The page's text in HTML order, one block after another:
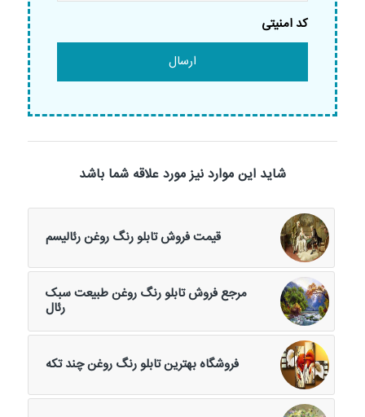
کد امنیتی
شاید این موارد نیز مورد علاقه شما باشد
قیمت فروش تابلو رنگ روغن رئالیسم
مرجع فروش تابلو رنگ روغن طبیعت سبک
رئال
فروشگاه بهترین تابلو رنگ روغن چند تکه